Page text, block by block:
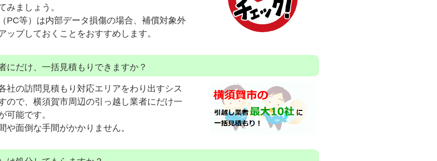
みましょう。
PC等）は内部データ損傷の場合、補償対象外
ップしておくことをおすすめします。
にだけ、一括見積もりできますか？
社の訪問見積もり対応エリアをわり出すシス
ので、横須賀市周辺の引っ越し業者にだけ一
可能です。
や面倒な手間がかかりません。